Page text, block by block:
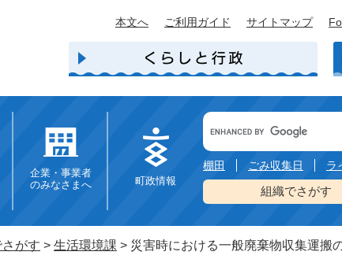
本文へ ご利用ガイド サイトマップ
企業・事業者
のみなさまへ
町政情報
Google
カ
ス
タ
ム
検
索
棚田 ごみ収集日 ラ
組織でさがす
がす > 生活環境課 > 災害時における一般廃棄物収集運搬